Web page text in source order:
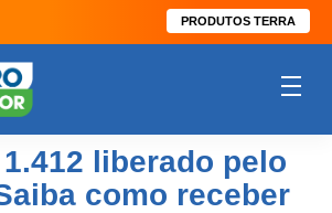
PRODUTOS TERRA
liberado pelo
como receber